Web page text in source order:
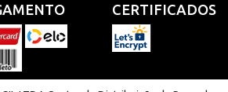
CERTIFICADOS